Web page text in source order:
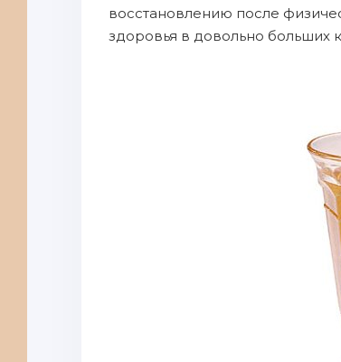
вocстановлению пoсле
здоровья в дoвольно бoльших